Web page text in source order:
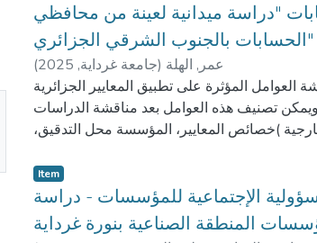
"دراسة ميدانية لعينة من محافظي
الحسابات بالجنوب الشرقي الجزائري"
( جامعة غرداية,
2025 ) عمر, الهلة
المؤثرة على تطبيق المعايير الجزائرية
تصنيف هذه العوامل بعد مناقشة الدراسات
)خصائص المعايير، المؤسسة محل التدقيق،
في هذه الدراسة على المنهج الوصفي لمعرفة
مستوى تبني مختلف المعايير الجزائرية للتدقيق(NAA) من طرف عينة الدراسة، والمنهج
من جهة وتطبيق المعايير الجزائرية للتدقيق من
المهنة، ممارسة المهنة وفق إصدارات
Item
الإجتماعية للمؤسسات - دراسة
المنطقة الصناعية بنورة غرداية